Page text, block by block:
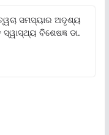
ସମସ୍ୟାର ଅଦୃଶ୍ୟ
ବିଶେଷଜ୍ଞ ଡା.